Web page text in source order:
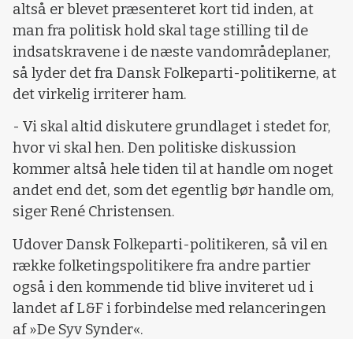
altså er blevet præsenteret kort tid inden, at
man fra politisk hold skal tage stilling til de
indsatskravene i de næste vandområdeplaner,
så lyder det fra Dansk Folkeparti-politikerne, at
det virkelig irriterer ham.
- Vi skal altid diskutere grundlaget i stedet for,
hvor vi skal hen. Den politiske diskussion
kommer altså hele tiden til at handle om noget
andet end det, som det egentlig bør handle om,
siger René Christensen.
Udover Dansk Folkeparti-politikeren, så vil en
række folketingspolitikere fra andre partier
også i den kommende tid blive inviteret ud i
landet af L&F i forbindelse med relanceringen
af »De Syv Synder«.